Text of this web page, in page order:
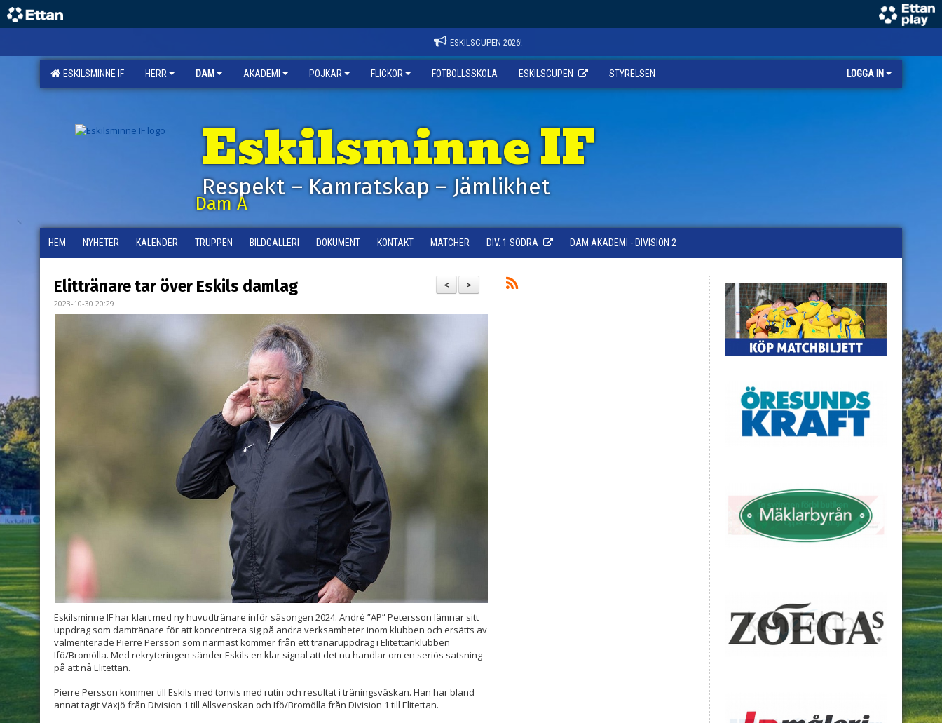
ESKILSCUPEN 2026!
ESKILSMINNE IF HERR DAM AKADEMI POJKAR FLICKOR FOTBOLLSSKOLA ESKILSCUPEN STYRELSEN LOGGA IN
Eskilsminne IF
Respekt – Kamratskap – Jämlikhet
Dam A
HEM NYHETER KALENDER TRUPPEN BILDGALLERI DOKUMENT KONTAKT MATCHER DIV. 1 SÖDRA DAM AKADEMI - DIVISION 2
>
<
Elittränare tar över Eskils damlag
2023-10-30 20:29
Eskilsminne IF har klart med ny huvudtränare inför säsongen 2024. André ”AP” Petersson lämnar sitt
uppdrag som damtränare för att koncentrera sig på andra verksamheter inom klubben och ersätts av
välmeriterade Pierre Persson som närmast kommer från ett tränaruppdrag i Elitettanklubben
Ifö/Bromölla. Med rekryteringen sänder Eskils en klar signal att det nu handlar om en seriös satsning
på att nå Elitettan.
Pierre Persson kommer till Eskils med tonvis med rutin och resultat i träningsväskan. Han har bland
annat tagit Växjö från Division 1 till Allsvenskan och Ifö/Bromölla från Division 1 till Elitettan.